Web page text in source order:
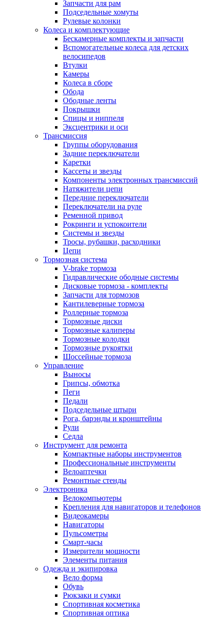
Запчасти для рам
Подседельные хомуты
Рулевые колонки
Колеса и комплектующие
Бескамерные комплекты и запчасти
Вспомогательные колеса для детских
велосипедов
Втулки
Камеры
Колеса в сборе
Обода
Ободные ленты
Покрышки
Спицы и ниппеля
Эксцентрики и оси
Трансмиссия
Группы оборудования
Задние переключатели
Каретки
Кассеты и звезды
Компоненты электронных трансмиссий
Натяжители цепи
Передние переключатели
Переключатели на руле
Ременной привод
Рокринги и успокоители
Системы и звезды
Тросы, рубашки, расходники
Цепи
Тормозная система
V-brake тормоза
Гидравлические ободные системы
Дисковые тормоза - комплекты
Запчасти для тормозов
Кантилеверные тормоза
Роллерные тормоза
Тормозные диски
Тормозные калиперы
Тормозные колодки
Тормозные рукоятки
Шоссейные тормоза
Управление
Выносы
Грипсы, обмотка
Пеги
Педали
Подседельные штыри
Рога, барэнды и кронштейны
Рули
Седла
Инструмент для ремонта
Компактные наборы инструментов
Профессиональные инструменты
Велоаптечки
Ремонтные стенды
Электроника
Велокомпьютеры
Крепления для навигаторов и телефонов
Видеокамеры
Навигаторы
Пульсометры
Смарт-часы
Измерители мощности
Элементы питания
Одежда и экипировка
Вело форма
Обувь
Рюкзаки и сумки
Спортивная косметика
Спортивная оптика